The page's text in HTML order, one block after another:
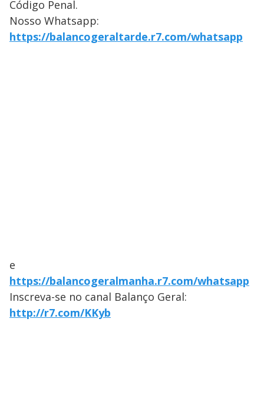
Código Penal.
Nosso Whatsapp:
https://balancogeraltarde.r7.com/whatsapp
e
https://balancogeralmanha.r7.com/whatsapp
Inscreva-se no canal Balanço Geral:
http://r7.com/KKyb